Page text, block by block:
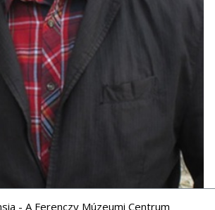
- A Ferenczy Múzeumi Centrum